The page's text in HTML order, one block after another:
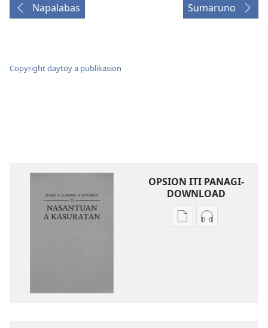
Napalabas Sumaruno
Copyright daytoy a publikasion
OPSION ITI PANAGI-
DOWNLOAD
Dagiti Dagiti